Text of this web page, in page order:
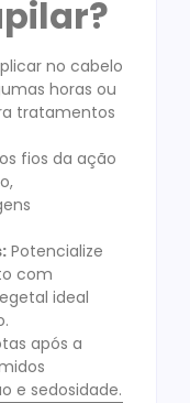
no cabelo
horas ou
tratamentos
fios da ação
Potencialize
com
ideal
após a
e sedosidade.